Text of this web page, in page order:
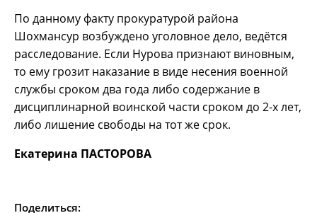
По данному факту прокуратурой района
Шохмансур возбуждено уголовное дело, ведётся
расследование. Если Нурова признают виновным,
то ему грозит наказание в виде несения военной
службы сроком два года либо содержание в
дисциплинарной воинской части сроком до 2-х лет,
либо лишение свободы на тот же срок.
Екатерина ПАСТОРОВА
Поделиться: